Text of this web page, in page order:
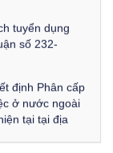
tuyển dụng
số 232-
định Phân cấp
ở nước ngoài
tại tại địa